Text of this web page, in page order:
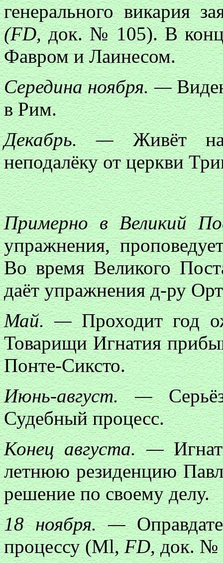
генерального викария
(FD,док. № 105). В
Фавром и Лаинесом.
Середина ноября. —
в Рим.
Декабрь. —Живёт на
неподалёку от церкви
Примерно в Великий
упражнения,
Во время Великого
даёт упражнения д-ру
Май. —Проходит год
Товарищи Игнатия
Понте-Сиксто.
Июнь-август. —
Судебный процесс.
Конец августа. —
летнюю резиденцию
решение по своему делу.
18 ноября. —
процессу (Ml,FD,док. №